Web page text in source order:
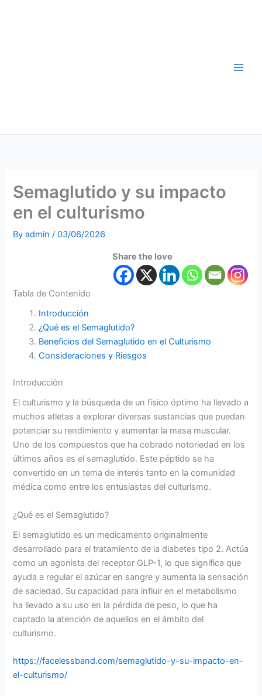
Semaglutido y su impacto
en el culturismo
Byadmin/03/06/2026
Share the love
Tabla de Contenido
Introducción
¿Qué es el Semaglutido?
Beneficios del Semaglutido en el Culturismo
Consideraciones y Riesgos
Introducción
El culturismo y la búsqueda de un físico óptimo ha llevado a
muchos atletas a explorar diversas sustancias que puedan
potenciar su rendimiento y aumentar la masa muscular.
Uno de los compuestos que ha cobrado notoriedad en los
últimos años es el semaglutido. Este péptido se ha
convertido en un tema de interés tanto en la comunidad
médica como entre los entusiastas del culturismo.
¿Qué es el Semaglutido?
El semaglutido es un medicamento originalmente
desarrollado para el tratamiento de la diabetes tipo 2. Actúa
como un agonista del receptor GLP-1, lo que significa que
ayuda a regular el azúcar en sangre y aumenta la sensación
de saciedad. Su capacidad para influir en el metabolismo
ha llevado a su uso en la pérdida de peso, lo que ha
captado la atención de aquellos en el ámbito del
culturismo.
https://facelessband.com/semaglutido-y-su-impacto-en-
el-culturismo/